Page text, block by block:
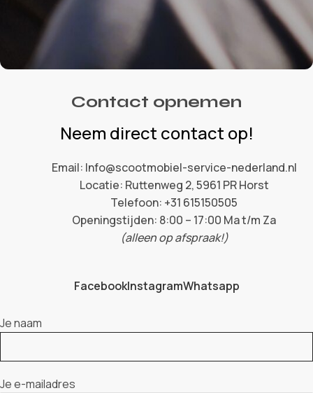
Contact opnemen
Neem direct contact op!
Email: Info@scootmobiel-service-nederland.nl
Locatie: Ruttenweg 2, 5961 PR Horst
Telefoon: +31 615150505
Openingstijden: 8:00 – 17:00 Ma t/m Za
(alleen op afspraak!)
FacebookInstagramWhatsapp
Je naam
Je e-mailadres